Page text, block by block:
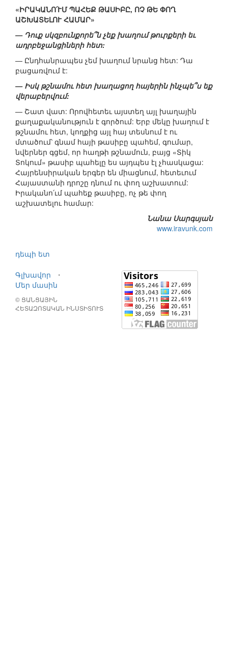
«ԻՐԱԿԱՆՈ՛ՒՄ ՊԱՀԵՔ ԹԱՍԻԲԸ, ՈՉ ԹԵ ՓՈՂ
ԱՇԽԱՏԵԼՈՒ ՀԱՄԱՐ»
— Դուք սկզբունքորե՞ն չեք խաղում թուրքերի եւ
ադրբեջանցիների հետ:
— Ընդհանրապես չեմ խաղում նրանց հետ: Դա
բացառվում է:
— Իսկ թշնամու հետ խաղացող հայերին ինչպե՞ս եք
վերաբերվում:
— Շատ վատ: Որովհետեւ այստեղ այլ խաղային
քաղաքականություն է գործում: Երբ մեկը խաղում է
թշնամու հետ, կողքից այլ հայ տեսնում է ու
մտածում՝ գնամ հայի թասիբը պահեմ, գումար,
նվերներ գցեմ, որ հաղթի թշնամուն, բայց «Տիկ
Տոկում» թասիբ պահելը ես այդպես էլ չհասկացա:
Հայրենսիրական երգեր են միացնում, հետեւում
Հայաստանի դրոշը դնում ու փող աշխատում:
Իրականո՛ւմ պահեք թասիբը, ոչ թե փող
աշխատելու համար:
Նանա Սարգսյան
www.iravunk.com
դեպի ետ
Գլխավոր
⋅
Մեր մասին
© ՑԱՆՑԱՅԻՆ
ՀԵՏԱԶՈՏԱԿԱՆ ԻՆՍՏԻՏՈՒՏ